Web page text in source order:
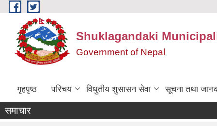
Skip to main content
Shuklagandaki
Government of Nepal
गृहपृष्ठ परिचय विधुतीय शुसासन सेवा सूचना तथा
समाचार